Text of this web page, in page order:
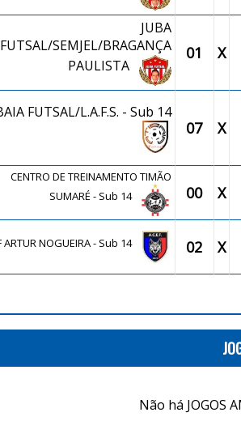
JUBA
FUTSAL/SEMJEL/BRAGANÇA
PAULISTA
01 X
FUTSAL/L.A.F.S. - Sub 14
07 X
CENTRO DE TREINAMENTO TIMÃO
SUMARÉ - Sub 14
00 X
ARTUR NOGUEIRA - Sub 14 02 X
Não há JOGOS